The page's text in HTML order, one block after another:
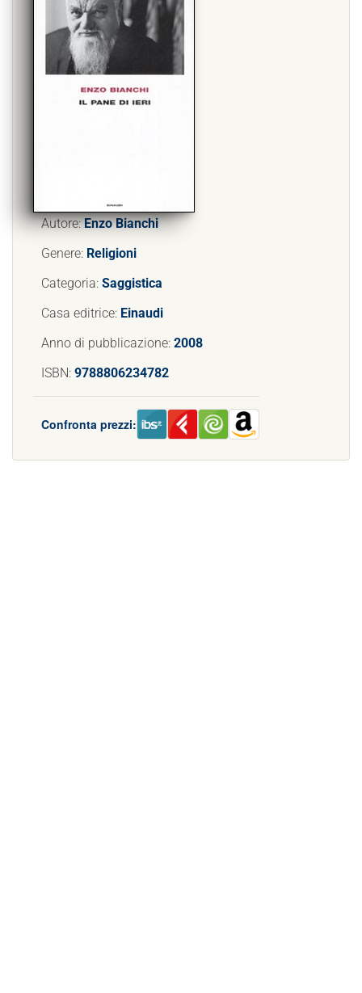
Autore:Enzo Bianchi
Genere: Religioni
Categoria: Saggistica
Casa editrice: Einaudi
Anno di pubblicazione: 2008
ISBN: 9788806234782
Confronta prezzi: